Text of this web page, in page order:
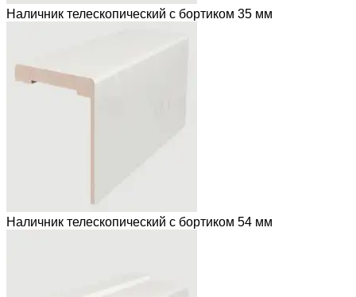
Наличник телескопический с бортиком 35 мм
Наличник телескопический с бортиком 54 мм